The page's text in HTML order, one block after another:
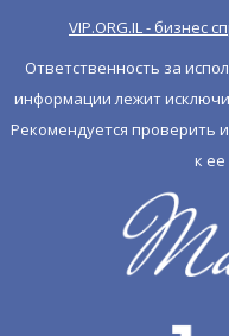
VIP.ORG.IL - бизнес
Ответственность за
информации лежит
Рекомендуется проверить
к